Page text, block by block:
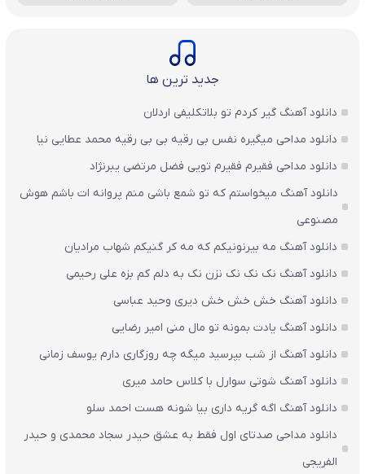
جدید ترین ها
دانلود آهنگ گیر کردم تو بلاتکلیفی اردلان
دانلود مداحی میگیره نفس بی رقیه بی بی رقیه محمد عطایی نیا
دانلود مداحی فقیرم فقیرم تویی فضل مرتضی یبرنژاد
دانلود آهنگ میخواستم که تو شمع باشی منم پروانه ات باشم هوش
مصنوعی
دانلود آهنگ مه بیرنونیکم که مه کر گنیکم شهاب مرادیان
دانلود آهنگ نک نک نک نزن نک به دلم کم بزه علی رحیمی
دانلود آهنگ خش خش خش دیری وحید عباسی
دانلود آهنگ یادت بمونه تو مال منی امیر رضایی
دانلود آهنگ از شب بپرسید میگه چه روزگاری دارم یوسف زمانی
دانلود آهنگ شوتی سوارل با کلاس حامد میری
دانلود آهنگ اگه گریه داری بیا شونه هست احمد سلو
دانلود مداحی صدتای اول فقط به عشق حیدر سجاد محمدی و حیدر
الفریجی